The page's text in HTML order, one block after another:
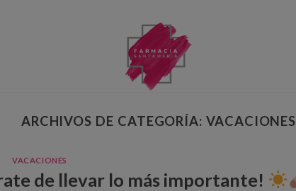
ARCHIVOS DE CATEGORÍA: VACACIONES
VACACIONES
de llevar lo más importante!